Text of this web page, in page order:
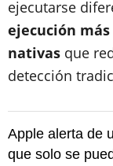
ejecutarse
ejecución
nativas que
detección
Apple alerta de
que solo se